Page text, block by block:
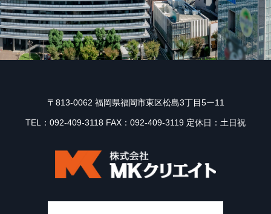
〒813-0062 福岡県福岡市東区松島3丁目5ー11
TEL：092-409-3118 FAX：092-409-3119 定休日：土日祝